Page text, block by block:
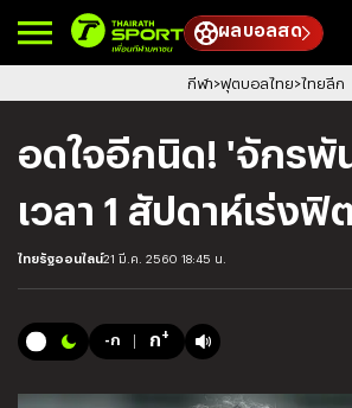
ผลบอลสด
กีฬา ฟุตบอลไทย ไทยลีก
อดใจอีกนิด! 'จักรพั
เวลา 1 สัปดาห์เร่ง
ไทยรัฐออนไลน์21 มี.ค. 2560 18:45 น.
-ก ก+